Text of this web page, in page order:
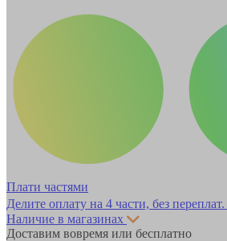
Плати частями
Делите оплату на 4 части, без переплат.
Наличие в магазинах
Доставим вовремя или бесплатно